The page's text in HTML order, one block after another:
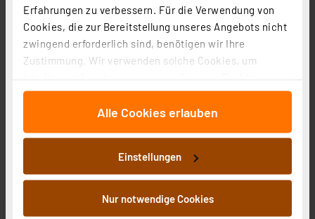
Erfahrungen zu verbessern. Für die Verwendung von
Cookies, die zur Bereitstellung unseres Angebots nicht
zwingend erforderlich sind, benötigen wir Ihre
Zustimmung. Wir verwenden solche Cookies, um
für soziale Medien anbieten zu können und die Zugriffe
auf unsere Website zu analysieren. Außerdem geben
an unsere Partner für soziale Medien, Werbung und
Analysen weiter. Unsere Partner führen diese
Informationen möglicherweise mit weiteren Daten
zusammen, die Sie ihnen bereitgestellt haben oder die
sie im Rahmen Ihrer Nutzung der Dienste gesammelt
Alle Cookies erlauben
Einstellungen
Nur notwendige Cookies
GP Lithium CR2450 Knopfzelle, 3V, 5 Stück